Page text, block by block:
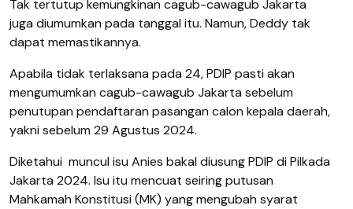
Tak tertutup kemungkinan cagub-cawagub Jakarta
juga diumumkan pada tanggal itu. Namun, Deddy tak
dapat memastikannya.
Apabila tidak terlaksana pada 24, PDIP pasti akan
mengumumkan cagub-cawagub Jakarta sebelum
penutupan pendaftaran pasangan calon kepala daerah,
yakni sebelum 29 Agustus 2024.
Diketahui muncul isu Anies bakal diusung PDIP di Pilkada
Jakarta 2024. Isu itu mencuat seiring putusan
Mahkamah Konstitusi (MK) yang mengubah syarat